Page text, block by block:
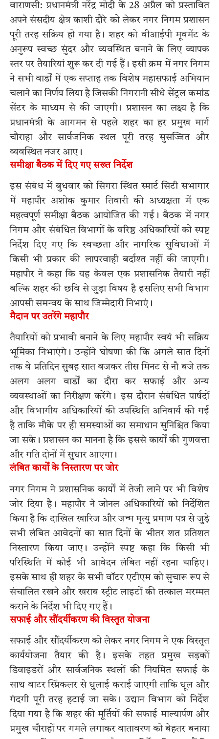
वाराणसी: प्रधानमंत्री नरेंद्र मोदी के 28 अप्रैल को प्रस्तावित
अपने संसदीय क्षेत्र काशी दौरे को लेकर नगर निगम प्रशासन
पूरी तरह सक्रिय हो गया है। शहर को वीआईपी मूवमेंट के
अनुरूप स्वच्छ सुंदर और व्यवस्थित बनाने के लिए व्यापक
स्तर पर तैयारियां शुरू कर दी गई हैं। इसी क्रम में नगर निगम
ने सभी वार्डों में एक सप्ताह तक विशेष महासफाई अभियान
चलाने का निर्णय लिया है जिसकी निगरानी सीधे सेंट्रल कमांड
सेंटर के माध्यम से की जाएगी। प्रशासन का लक्ष्य है कि
प्रधानमंत्री के आगमन से पहले शहर का हर प्रमुख मार्ग
चौराहा और सार्वजनिक स्थल पूरी तरह सुसज्जित और
व्यवस्थित नजर आए।
समीक्षा बैठक में दिए गए सख्त निर्देश
इस संबंध में बुधवार को सिगरा स्थित स्मार्ट सिटी सभागार
में महापौर अशोक कुमार तिवारी की अध्यक्षता में एक
महत्वपूर्ण समीक्षा बैठक आयोजित की गई। बैठक में नगर
निगम और संबंधित विभागों के वरिष्ठ अधिकारियों को स्पष्ट
निर्देश दिए गए कि स्वच्छता और नागरिक सुविधाओं में
किसी भी प्रकार की लापरवाही बर्दाश्त नहीं की जाएगी।
महापौर ने कहा कि यह केवल एक प्रशासनिक तैयारी नहीं
बल्कि शहर की छवि से जुड़ा विषय है इसलिए सभी विभाग
आपसी समन्वय के साथ जिम्मेदारी निभाएं।
मैदान पर उतरेंगे महापौर
तैयारियों को प्रभावी बनाने के लिए महापौर स्वयं भी सक्रिय
भूमिका निभाएंगे। उन्होंने घोषणा की कि अगले सात दिनों
तक वे प्रतिदिन सुबह सात बजकर तीस मिनट से नौ बजे तक
अलग अलग वार्डों का दौरा कर सफाई और अन्य
व्यवस्थाओं का निरीक्षण करेंगे। इस दौरान संबंधित पार्षदों
और विभागीय अधिकारियों की उपस्थिति अनिवार्य की गई
है ताकि मौके पर ही समस्याओं का समाधान सुनिश्चित किया
जा सके। प्रशासन का मानना है कि इससे कार्यों की गुणवत्ता
और गति दोनों में सुधार आएगा।
लंबित कार्यों के निस्तारण पर जोर
नगर निगम ने प्रशासनिक कार्यों में तेजी लाने पर भी विशेष
जोर दिया है। महापौर ने जोनल अधिकारियों को निर्देशित
किया है कि दाखिल खारिज और जन्म मृत्यु प्रमाण पत्र से जुड़े
सभी लंबित आवेदनों का सात दिनों के भीतर शत प्रतिशत
निस्तारण किया जाए। उन्होंने स्पष्ट कहा कि किसी भी
परिस्थिति में कोई भी आवेदन लंबित नहीं रहना चाहिए।
इसके साथ ही शहर के सभी वॉटर एटीएम को सुचारू रूप से
संचालित रखने और खराब स्ट्रीट लाइटों की तत्काल मरम्मत
कराने के निर्देश भी दिए गए हैं।
सफाई और सौंदर्यीकरण की विस्तृत योजना
सफाई और सौंदर्यीकरण को लेकर नगर निगम ने एक विस्तृत
कार्ययोजना तैयार की है। इसके तहत प्रमुख सड़कों
डिवाइडरों और सार्वजनिक स्थलों की नियमित सफाई के
साथ वाटर स्प्रिंकलर से धुलाई कराई जाएगी ताकि धूल और
गंदगी पूरी तरह हटाई जा सके। उद्यान विभाग को निर्देश
दिया गया है कि शहर की मूर्तियों की सफाई माल्यार्पण और
प्रमुख चौराहों पर गमले लगाकर वातावरण को बेहतर बनाया